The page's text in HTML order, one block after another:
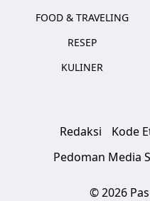
FOOD & TRAVELING
RESEP
KULINER
Redaksi Kode
Pedoman Media
© 2026